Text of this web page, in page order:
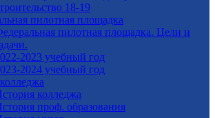
18-19
пилотная площадка
пилотная площадка. Цели и
2023 учебный год
2024 учебный год
колледжа
проф. образования